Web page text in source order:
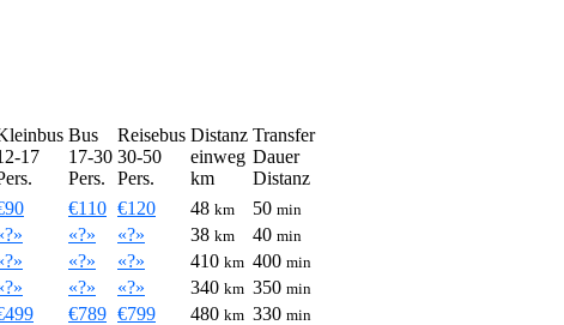
17
Bus
17-30
Pers.
Reisebus
30-50
Pers.
Distanz
einweg
km
Transfer
Dauer
Distanz
€110 €120 48 km 50 min
«?» «?» 38 km 40 min
«?» «?» 410 km 400 min
«?» «?» 340 km 350 min
€789 €799 480 km 330 min